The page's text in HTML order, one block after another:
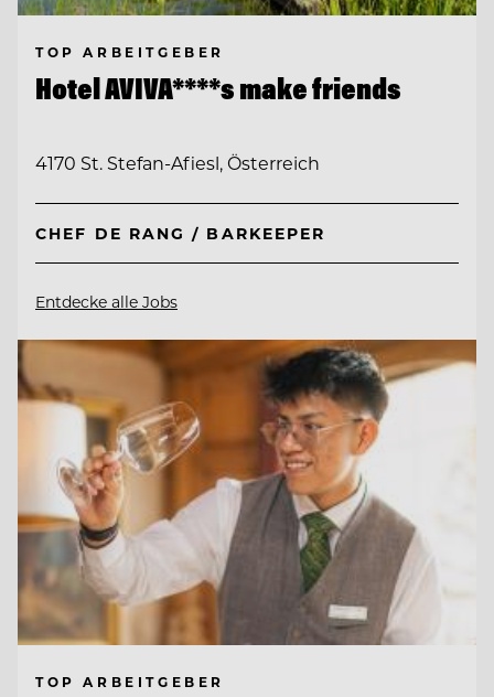
TOP ARBEITGEBER
Hotel AVIVA****s make friends
4170 St. Stefan-Afiesl, Österreich
CHEF DE RANG / BARKEEPER
Entdecke alle Jobs
TOP ARBEITGEBER